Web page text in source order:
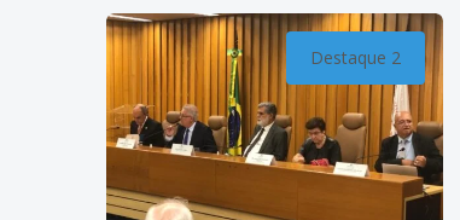
Destaque 2